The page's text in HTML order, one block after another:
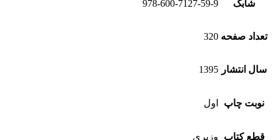
شابک 978-600-7127-59-9
تعداد صفحه 320
سال انتشار 1395
نوبت چاپ اول
قطع کتاب وزیری